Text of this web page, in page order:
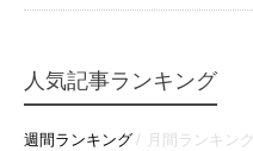
人気記事ランキング
週間ランキング 月間ランキング